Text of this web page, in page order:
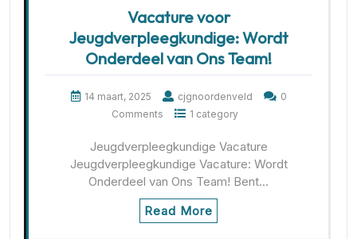
Vacature voor
Jeugdverpleegkundige: Wordt
Onderdeel van Ons Team!
14 maart, 2025 cjgnoordenveld
0
Comments
1 category
Jeugdverpleegkundige Vacature
Jeugdverpleegkundige Vacature: Wordt
Onderdeel van Ons Team! Bent…
Read More